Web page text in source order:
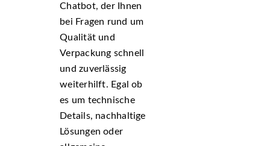
Chatbot, der Ihnen
bei Fragen rund um
Qualität und
Verpackung schnell
und zuverlässig
weiterhilft. Egal ob
es um technische
Details, nachhaltige
Lösungen oder